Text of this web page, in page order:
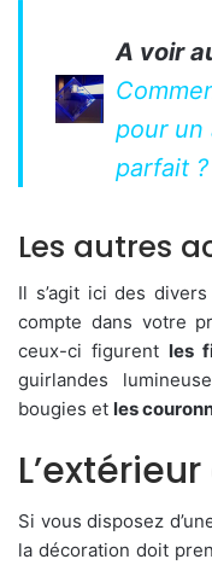
A voir
pour un
parfait ?
Les autres
Il s’agit ici des
compte dans votre
ceux-ci figurent les
guirlandes
bougies et les
Si vous disposez
la décoration doit